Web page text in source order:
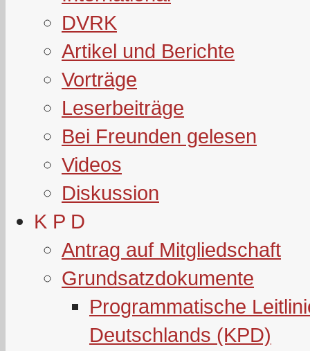
DVRK
Artikel und Berichte
Vorträge
Leserbeiträge
Bei Freunden gelesen
Videos
Diskussion
K P D
Antrag auf Mitgliedschaft
Grundsatzdokumente
Programmatische
Deutschlands (KPD)